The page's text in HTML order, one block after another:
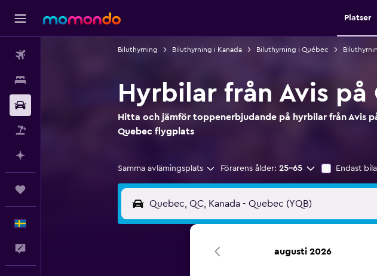
Platser
Biluthyrning Biluthyrning i Kanada Biluthyrning i Québec
Hyrbilar från Avis
Hitta och jämför toppenerbjudande på hyrbilar från Avis
Quebec flygplats
Samma avlämingsplats Förarens ålder: 25-65 Endast
augusti 2026